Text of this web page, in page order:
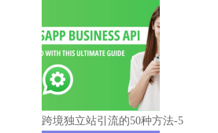
跨境独立站引流的50种方法-5